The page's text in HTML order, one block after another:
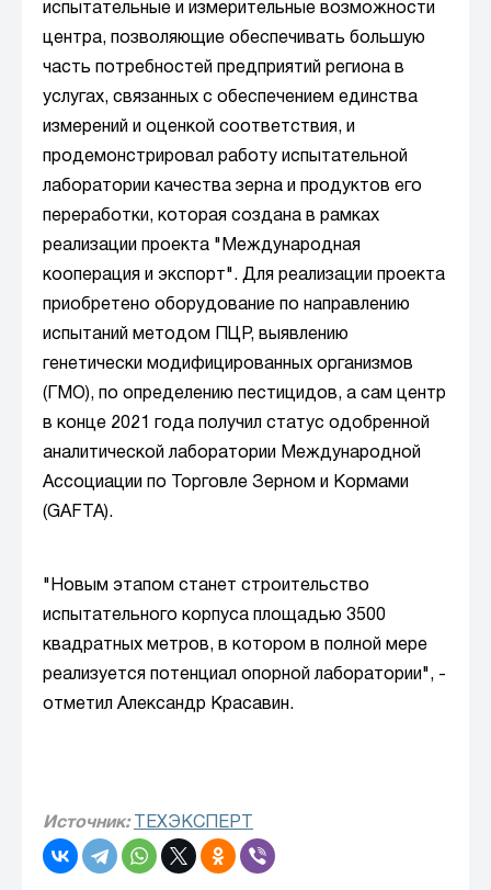
испытательные и измерительные возможности
центра, позволяющие обеспечивать большую
часть потребностей предприятий региона в
услугах, связанных с обеспечением единства
измерений и оценкой соответствия, и
продемонстрировал работу испытательной
лаборатории качества зерна и продуктов его
переработки, которая создана в рамках
реализации проекта "Международная
кооперация и экспорт". Для реализации проекта
приобретено оборудование по направлению
испытаний методом ПЦР, выявлению
генетически модифицированных организмов
(ГМО), по определению пестицидов, а сам центр
в конце 2021 года получил статус одобренной
аналитической лаборатории Международной
Ассоциации по Торговле Зерном и Кормами
(GAFTA).
"Новым этапом станет строительство
испытательного корпуса площадью 3500
квадратных метров, в котором в полной мере
реализуется потенциал опорной лаборатории", -
отметил Александр Красавин.
Источник: ТЕХЭКСПЕРТ